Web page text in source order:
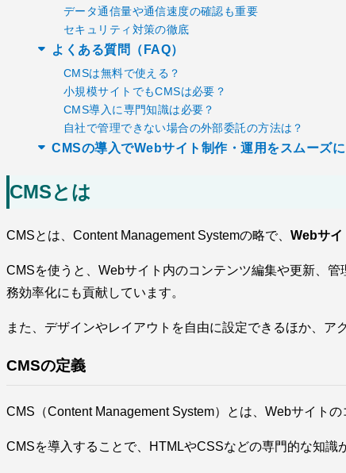
データ通信量や通信速度の確認も重要
セキュリティ対策の徹底
よくある質問（FAQ）
CMSは無料で使える？
小規模サイトでもCMSは必要？
CMS導入に専門知識は必要？
自社で管理できない場合の外部委託の方法は？
CMSの導入でWebサイト制作・運用をスムーズに
CMSとは
CMSとは、Content Management Systemの略で、 Webサイ
CMSを使うと、Webサイト内のコンテンツ編集や更新、
務効率化にも貢献しています。
また、デザインやレイアウトを自由に設定できるほか、ア
CMSの定義
CMS（Content Management System）とは、Webサイト
CMSを導入することで、HTMLやCSSなどの専門的な知識